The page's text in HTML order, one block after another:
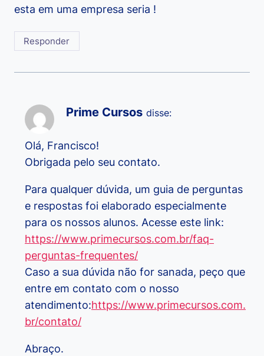
esta em uma empresa seria !
Responder
Prime Cursos disse:
Olá, Francisco!
Obrigada pelo seu contato.
Para qualquer dúvida, um guia de perguntas
e respostas foi elaborado especialmente
para os nossos alunos. Acesse este link:
https://www.primecursos.com.br/faq-
perguntas-frequentes/
Caso a sua dúvida não for sanada, peço que
entre em contato com o nosso
atendimento:https://www.primecursos.com.
br/contato/
Abraço.